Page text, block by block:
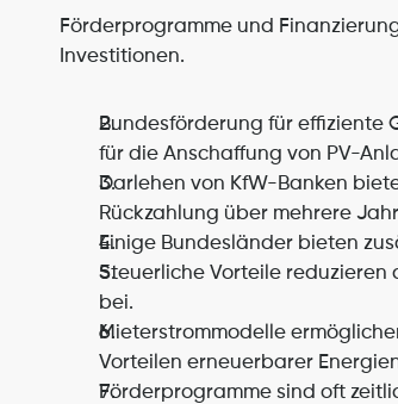
Förderprogramme und
Investitionen.
Bundesförderung für effiziente
für die Anschaffung von PV-
Darlehen von KfW-Banken
Rückzahlung über mehrere
Einige Bundesländer bieten
Steuerliche Vorteile reduzieren
bei.
Mieterstrommodelle
Vorteilen erneuerbarer
Förderprogramme sind oft